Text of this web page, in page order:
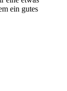
ein gutes